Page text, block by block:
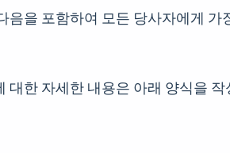
음을 포함하여 모든 당사자에게
대한 자세한 내용은 아래 양식을